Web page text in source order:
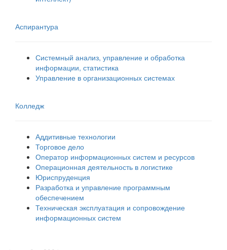
Аспирантура
Системный анализ, управление и обработка
информации, статистика
Управление в организационных системах
Колледж
Аддитивные технологии
Торговое дело
Оператор информационных систем и ресурсов
Операционная деятельность в логистике
Юриспруденция
Разработка и управление программным
обеспечением
Техническая эксплуатация и сопровождение
информационных систем